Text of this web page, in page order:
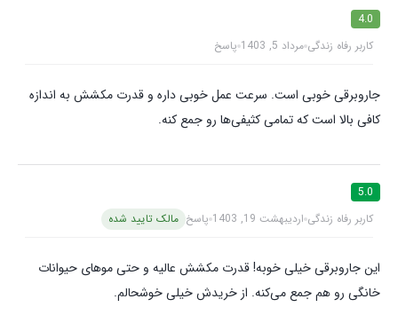
4.0
کاربر رفاه زندگی مرداد 5, 1403 پاسخ
جاروبرقی خوبی است. سرعت عمل خوبی داره و قدرت مکشش به اندازه
کافی بالا است که تمامی کثیفی‌ها رو جمع کنه.
5.0
کاربر رفاه زندگی اردیبهشت 19, 1403 پاسخ مالک تایید شده
این جاروبرقی خیلی خوبه! قدرت مکشش عالیه و حتی موهای حیوانات
خانگی رو هم جمع می‌کنه. از خریدش خیلی خوشحالم.